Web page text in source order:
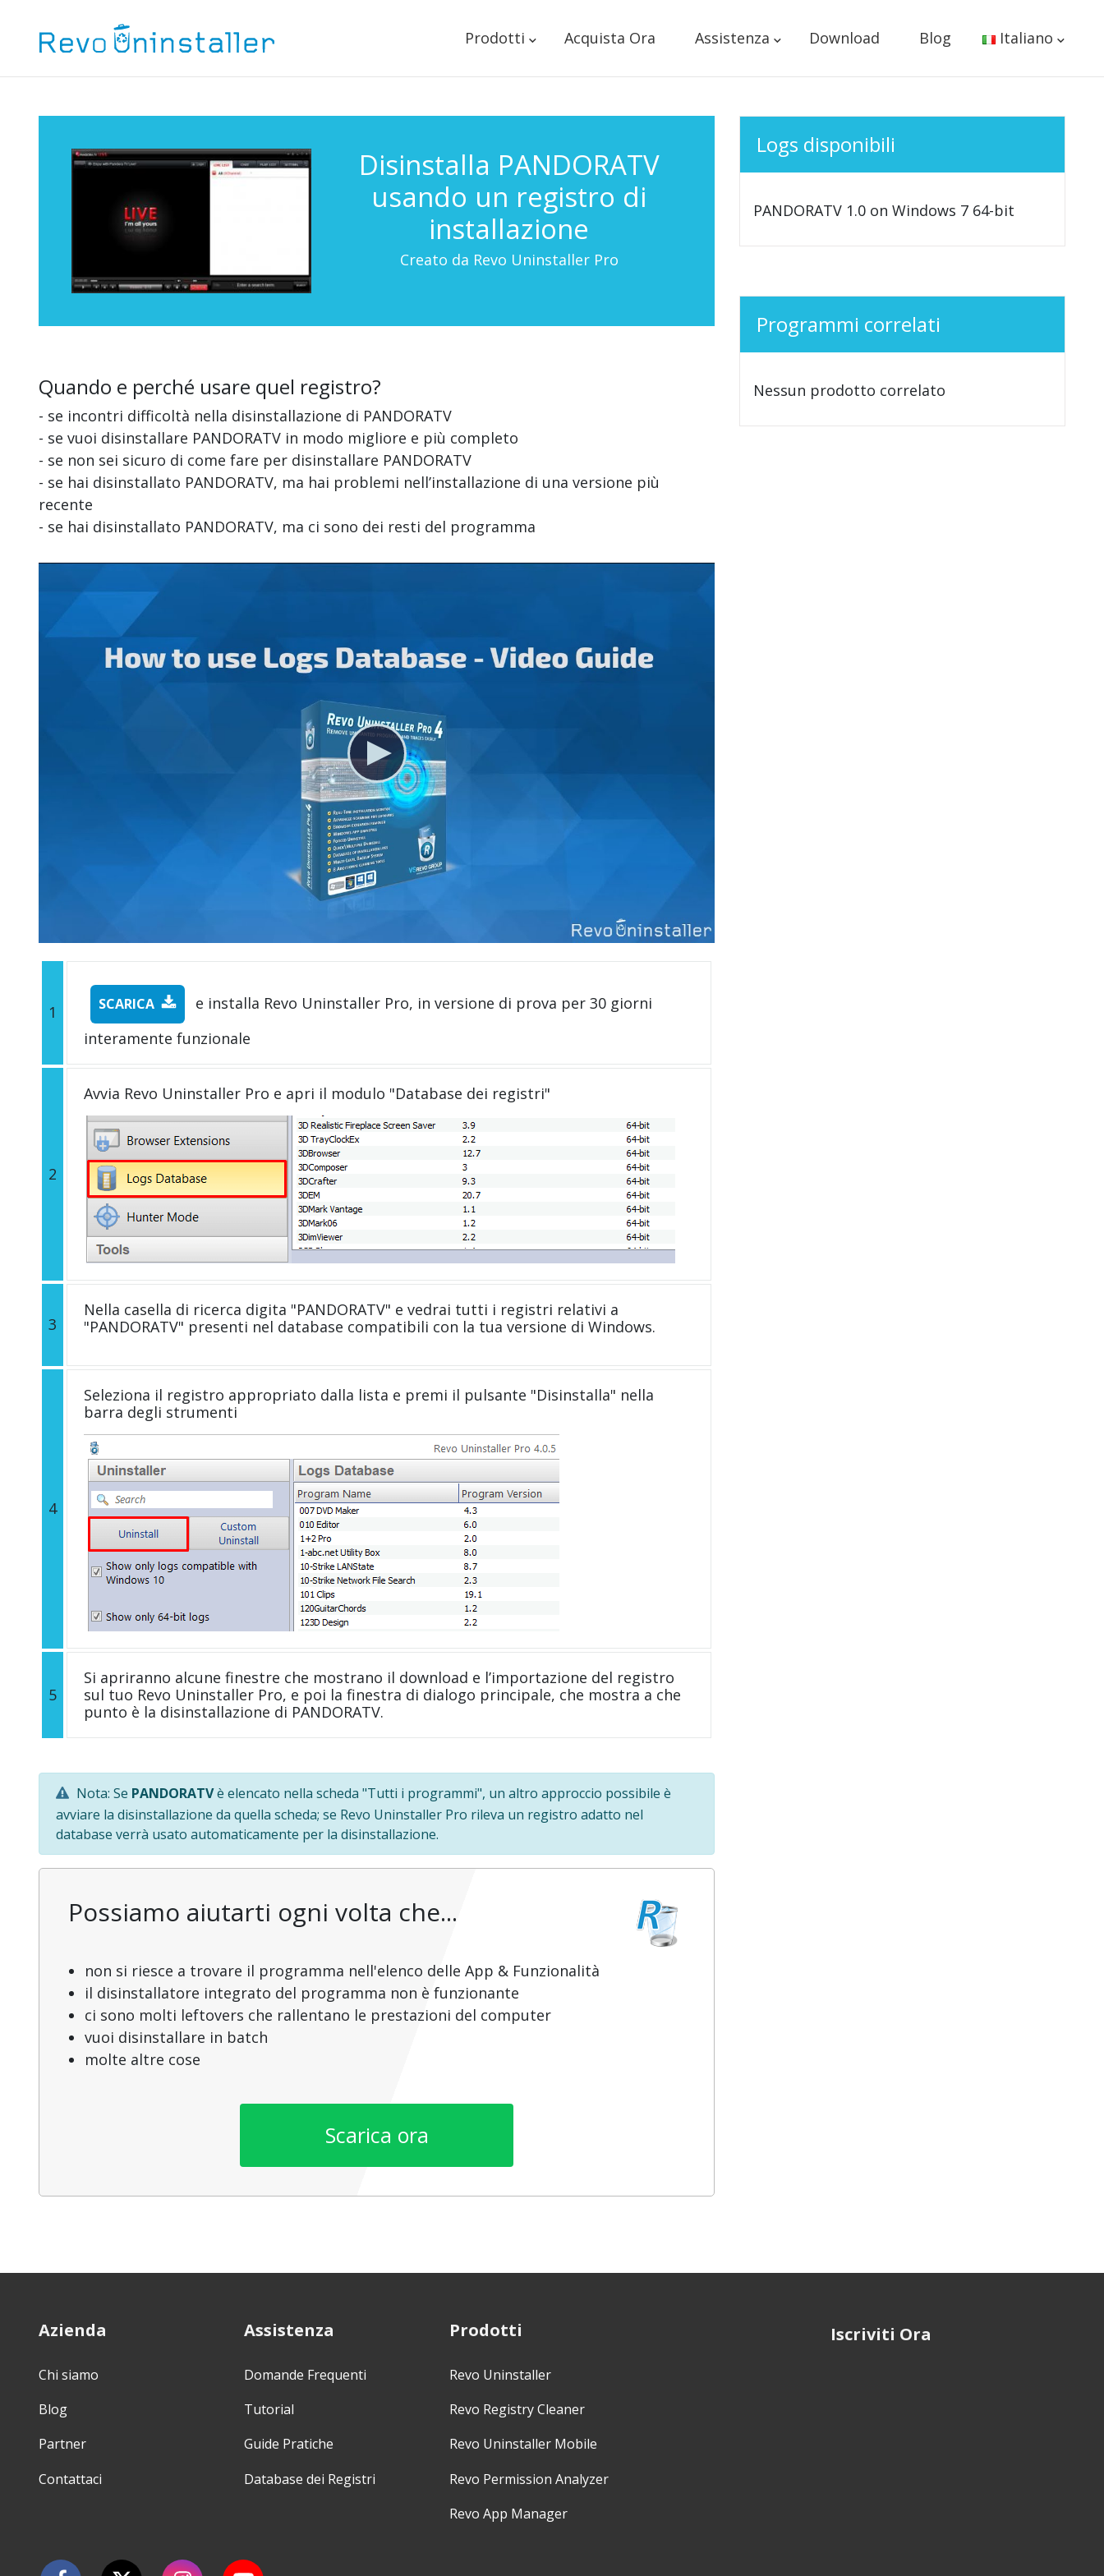
Prodotti Acquista Ora Assistenza Download Blog Italiano
Disinstalla PANDORATV
usando un registro di
installazione
Creato da Revo Uninstaller Pro
Quando e perché usare quel registro?
- se incontri difficoltà nella disinstallazione di PANDORATV
- se vuoi disinstallare PANDORATV in modo migliore e più completo
- se non sei sicuro di come fare per disinstallare PANDORATV
- se hai disinstallato PANDORATV, ma hai problemi nell’installazione di una versione più
recente
- se hai disinstallato PANDORATV, ma ci sono dei resti del programma
1 SCARICA
e installa Revo Uninstaller Pro, in versione di prova per 30 giorni
interamente funzionale
2
Avvia Revo Uninstaller Pro e apri il modulo "Database dei registri"
3
Nella casella di ricerca digita "PANDORATV" e vedrai tutti i registri relativi a
"PANDORATV" presenti nel database compatibili con la tua versione di Windows.
4
Seleziona il registro appropriato dalla lista e premi il pulsante "Disinstalla" nella
barra degli strumenti
5
Si apriranno alcune finestre che mostrano il download e l’importazione del registro
sul tuo Revo Uninstaller Pro, e poi la finestra di dialogo principale, che mostra a che
punto è la disinstallazione di PANDORATV.
Nota: Se PANDORATVè elencato nella scheda "Tutti i programmi", un altro approccio possibile è
avviare la disinstallazione da quella scheda; se Revo Uninstaller Pro rileva un registro adatto nel
database verrà usato automaticamente per la disinstallazione.
Possiamo aiutarti ogni volta che...
non si riesce a trovare il programma nell'elenco delle App & Funzionalità
il disinstallatore integrato del programma non è funzionante
ci sono molti leftovers che rallentano le prestazioni del computer
vuoi disinstallare in batch
molte altre cose
Scarica ora
Logs disponibili
PANDORATV 1.0 on Windows 7 64-bit
Programmi correlati
Nessun prodotto correlato
Azienda
Chi siamo
Blog
Partner
Contattaci
Assistenza
Domande Frequenti
Tutorial
Guide Pratiche
Database dei Registri
Prodotti
Revo Uninstaller
Revo Registry Cleaner
Revo Uninstaller Mobile
Revo Permission Analyzer
Revo App Manager
Iscriviti Ora